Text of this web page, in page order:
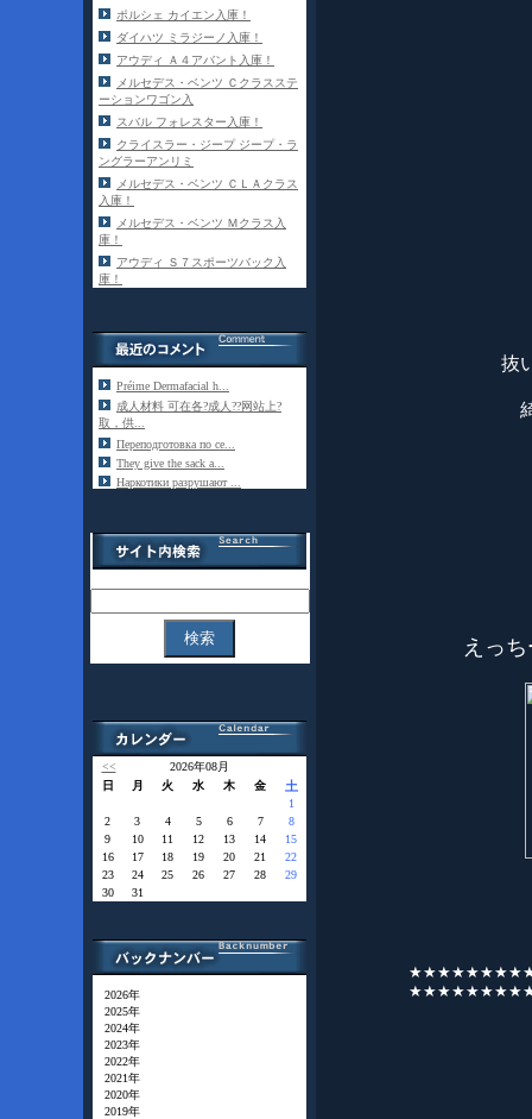
ポルシェ カイエン入庫！
ダイハツ ミラジーノ入庫！
アウディ Ａ４アバント入庫！
メルセデス・ベンツ Ｃクラスステ
ーションワゴン入
スバル フォレスター入庫！
クライスラー・ジープ ジープ・ラ
ングラーアンリミ
メルセデス・ベンツ ＣＬＡクラス
入庫！
メルセデス・ベンツ Ｍクラス入
庫！
アウディ Ｓ７スポーツバック入
庫！
Préime Dermafacial h...
成人材料 可在各?成人??网站上?
取，供...
Переподготовка по се...
They give the sack a...
Наркотики разрушают ...
<<
2026年08月
日
月 火 水 木 金 土
1
2
3 4 5 6 7
8
9
10 11 12 13 14
15
16
17 18 19 20 21
22
23
24 25 26 27 28
29
30
31
2026年
2025年
2024年
2023年
2022年
2021年
2020年
2019年
抜
えっ